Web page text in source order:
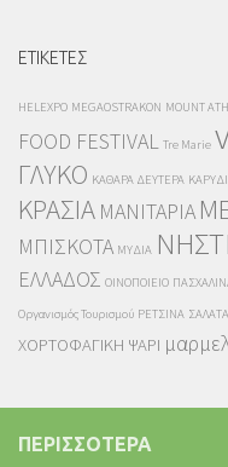
ΕΤΙΚΕΤΕΣ
HELEXPO MEGAOSTRAKON MOUNT
FOOD FESTIVAL Tre Marie
ΓΛΥΚΟ ΚΑΘΑΡΑ ΔΕΥΤΕΡΑ
ΚΡΑΣΙΑ ΜΑΝΙΤΑΡΙΑ
ΜΠΙΣΚΟΤΑ ΜΥΔΙΑ
ΕΛΛΑΔΟΣ ΟΙΝΟΠΟΙΕΙΟ
Οργανισμός Τουρισμού ΡΕΤΣΙΝΑ ΣΑΛΑΤΑ
ΧΟΡΤΟΦΑΓΙΚΗ ΨΑΡΙ
ΠΕΡΙΣΣΟΤΕΡΑ